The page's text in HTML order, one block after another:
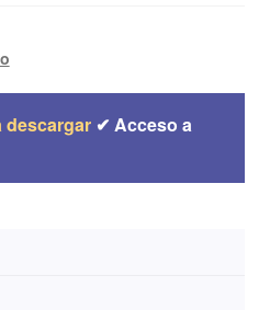
✔ Acceso a